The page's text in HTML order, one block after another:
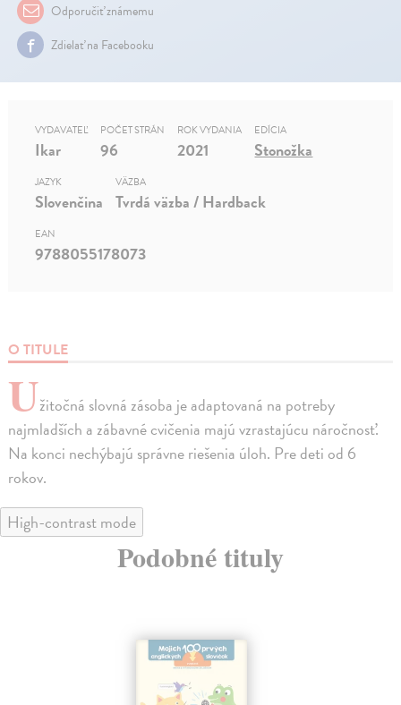
Odporučiť známemu
Zdielať na Facebooku
O TITULE
Užitočná slovná zásoba je adaptovaná na potreby
najmladších a zábavné cvičenia majú vzrastajúcu náročnosť.
Na konci nechýbajú správne riešenia úloh. Pre deti od 6
rokov.
VYDAVATEĽ
Ikar
POČET STRÁN
96
ROK VYDANIA
2021
EDÍCIA
Stonožka
JAZYK
Slovenčina
VÄZBA
Tvrdá väzba / Hardback
EAN
9788055178073
High-contrast mode
Podobné tituly